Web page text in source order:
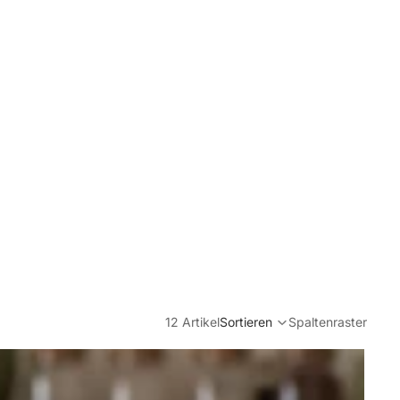
12 ArtikelSortieren Spaltenraster